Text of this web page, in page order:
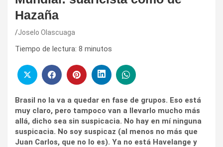
Hazaña
Joselo Olascuaga
Tiempo de lectura: 8 minutos
Brasil no la va a quedar en fase de grupos. Eso está
muy claro, pero tampoco van a llevarlo mucho más
allá, dicho sea sin suspicacia. No hay en mí ninguna
suspicacia. No soy suspicaz (al menos no más que
Juan Carlos, que no lo es). Ya no está Havelange y